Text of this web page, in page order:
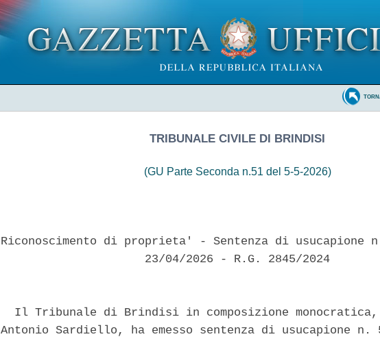
TRIBUNALE CIVILE DI BRINDISI
(GU Parte Seconda n.51 del 5-5-2026)
Riconoscimento di proprieta' - Sentenza di usucapione
                     23/04/2026 - R.G. 2845/2024
Il Tribunale di Brindisi in composizione
Antonio Sardiello, ha emesso sentenza di usucapione n.